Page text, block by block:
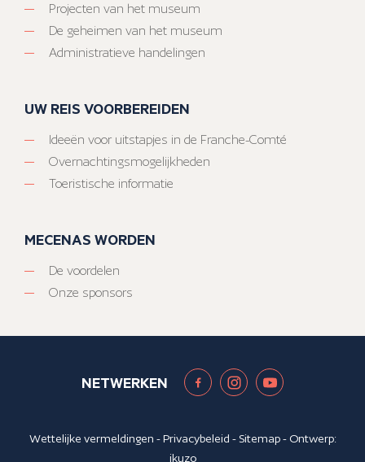
Projecten van het museum
De geheimen van het museum
Administratieve handelingen
UW REIS VOORBEREIDEN
Ideeën voor uitstapjes in de Franche-Comté
Overnachtingsmogelijkheden
Toeristische informatie
MECENAS WORDEN
De voordelen
Onze sponsors
NETWERKEN
Wettelijke vermeldingen -Privacybeleid - Sitemap- Ontwerp:
ikuzo